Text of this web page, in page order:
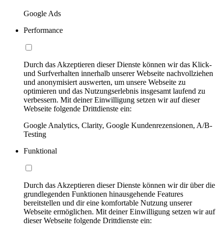
Google Ads
Performance
Durch das Akzeptieren dieser Dienste können wir das Klick-
und Surfverhalten innerhalb unserer Webseite nachvollziehen
und anonymisiert auswerten, um unsere Webseite zu
optimieren und das Nutzungserlebnis insgesamt laufend zu
verbessern. Mit deiner Einwilligung setzen wir auf dieser
Webseite folgende Drittdienste ein:
Google Analytics, Clarity, Google Kundenrezensionen, A/B-
Testing
Funktional
Durch das Akzeptieren dieser Dienste können wir dir über die
grundlegenden Funktionen hinausgehende Features
bereitstellen und dir eine komfortable Nutzung unserer
Webseite ermöglichen. Mit deiner Einwilligung setzen wir auf
dieser Webseite folgende Drittdienste ein: